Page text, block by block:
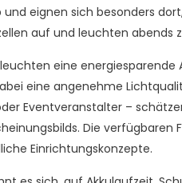
eignen sich besonders
auf und leuchten abends
eine
eine angenehme
Eventveranstalter –
Die verfügbaren
Einrichtungskonzepte.